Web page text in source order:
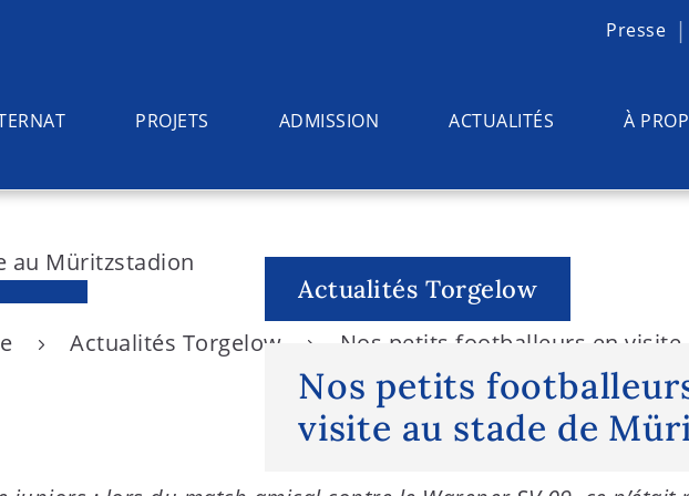
Presse
PROJETS ADMISSION ACTUALITÉS À
Actualités Torgelow
Nos petits
visite au stade de
Actualités Torgelow
Nos petits footballeurs en visite